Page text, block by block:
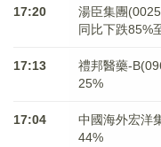
17:20
湯臣集團
同比下跌85%
17:13
禮邦醫藥-
25%
17:04
中國海外宏洋
44%